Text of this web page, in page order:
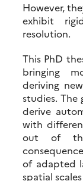
However,
exhibit
resolution.
This PhD
bringing
deriving
studies.
derive
with
out of
of adapted
spatial